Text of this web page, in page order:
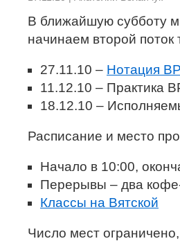
В ближайшую субботу
начинаем второй поток
27.11.10 – Нотация
11.12.10 – Практика
18.12.10 –
Расписание и место
Начало в 10:00,
Перерывы – два
Классы на Вятской
Число мест